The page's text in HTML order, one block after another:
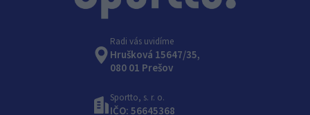
Radi vás uvidíme
Hrušková 15647/35,
080 01 Prešov
Sportto, s. r. o.
IČO: 56645368